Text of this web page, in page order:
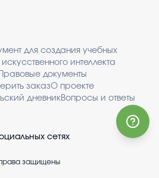
вызовам и проблемам в
сфере безопасности
важен для понимания
устойчивости
государственного
для создания учебных
интеллекта
Правовые документы
заказО проекте
дневникВопросы и ответы
сетях
защищены